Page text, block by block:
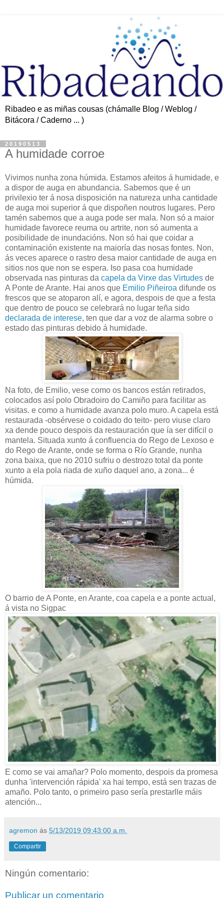
Ribadeo e as miñas cousas (chámalle Blog / Weblog /
Bitácora / Caderno ... )
20190513
A humidade corroe
Vivimos nunha zona húmida. Estamos afeitos á humidade, e
a dispor de auga en abundancia. Sabemos que é un
privilexio ter á nosa disposición na natureza unha cantidade
de auga moi superior á que dispoñen noutros lugares. Pero
tamén sabemos que a auga pode ser mala. Non só a maior
humidade favorece reuma ou artrite, non só aumenta a
posibilidade de inundacións. Non só hai que coidar a
contaminación existente na maioría das nosas fontes. Non,
ás veces aparece o rastro desa maior cantidade de auga en
sitios nos que non se espera. Iso pasa coa humidade
observada nas pinturas da capela da Virxe das Virtudes de
A Ponte de Arante. Hai anos que Emilio Piñeiroa difunde os
frescos que se atoparon alí, e agora, despois de que a festa
que dentro de pouco se celebrará no lugar teña sido
declarada de interese, ten que dar a voz de alarma sobre o
estado das pinturas debido á humidade.
Na foto, de Emilio, vese como os bancos están retirados,
colocados así polo Obradoiro do Camiño para facilitar as
visitas. e como a humidade avanza polo muro. A capela está
restaurada -obsérvese o coidado do teito- pero viuse claro
xa dende pouco despois da restauración que ía ser difícil o
mantela. Situada xunto á confluencia do Rego de Lexoso e
do Rego de Arante, onde se forma o Río Grande, nunha
zona baixa, que no 2010 sufriu o destrozo total da ponte
xunto a ela pola riada de xuño daquel ano, a zona... é
húmida.
O barrio de A Ponte, en Arante, coa capela e a ponte actual,
á vista no Sigpac
E como se vai amañar? Polo momento, despois da promesa
dunha 'intervención rápida' xa hai tempo, está sen trazas de
amaño. Polo tanto, o primeiro paso sería prestarlle máis
atención...
agremon ás 5/13/2019 09:43:00 a.m.
Compartir
Ningún comentario:
Publicar un comentario